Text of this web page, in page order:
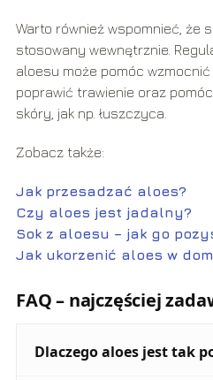
Warto również wspomnieć, że
stosowany wewnętrznie.
aloesu może pomóc wzmocnić
poprawić trawienie oraz
skóry, jak np. łuszczyca.
Zobacz także:
Jak przesadzać aloes?
Czy aloes jest jadalny?
Sok z aloesu – jak go
Jak ukorzenić aloes w
FAQ – najczęściej
Dlaczego aloes jest tak